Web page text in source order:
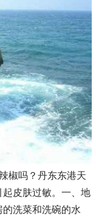
椒吗？丹东东港天
皮肤过敏。一、地
洗菜和洗碗的水